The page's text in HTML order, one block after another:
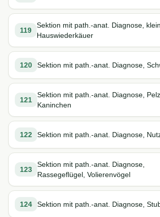
119
Sektion mit path.-anat. Diagnose,
Hauswiederkäuer
120 Sektion mit path.-anat. Diagnose,
121
Sektion mit path.-anat. Diagnose,
Kaninchen
122 Sektion mit path.-anat. Diagnose,
123
Sektion mit path.-anat. Diagnose,
Rassegeflügel, Volierenvögel
124 Sektion mit path.-anat. Diagnose,